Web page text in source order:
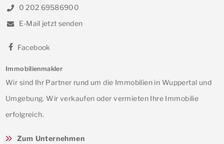
0 202 69586900
E-Mail jetzt senden
Facebook
Immobilienmakler
Wir sind Ihr Partner rund um die Immobilien in Wuppertal und
Umgebung. Wir verkaufen oder vermieten Ihre Immobilie
erfolgreich.
Zum Unternehmen